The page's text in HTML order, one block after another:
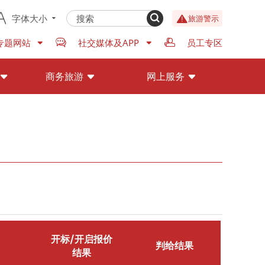
字体大小 旅游警示
题网站 社交媒体及APP 员工专区
商务旅游 网上服务
开标/开启报价
结果
判给结果